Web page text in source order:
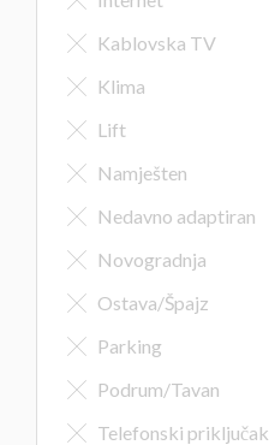
Kablovska TV
Klima
Lift
Namješten
Nedavno adaptiran
Novogradnja
Ostava/Špajz
Parking
Podrum/Tavan
Telefonski priključak